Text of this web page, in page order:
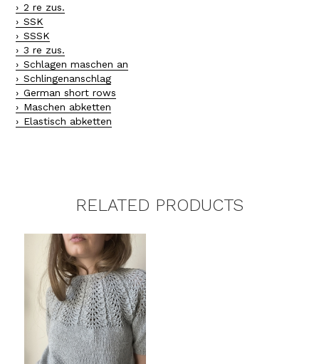
2 re zus.
SSK
SSSK
3 re zus.
Schlagen maschen an
Schlingenanschlag
German short rows
Maschen abketten
Elastisch abketten
RELATED PRODUCTS